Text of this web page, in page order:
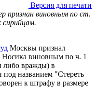
Версия для печати
признан виновным по ст.
сирийцам.
Москвы признал
Носика виновным по ч. 1
либо вражды) в
названием "Стереть
к штрафу в размере